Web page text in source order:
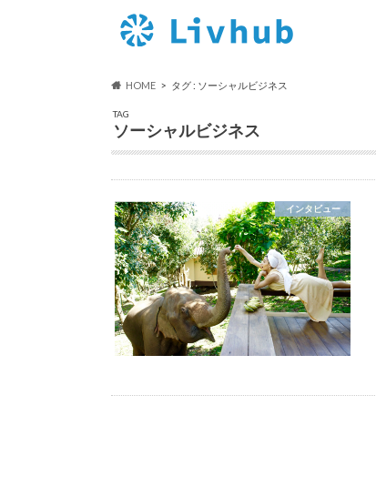
HOME タグ : ソーシャルビジネス
TAG
ソーシャルビジネス
インタビュー